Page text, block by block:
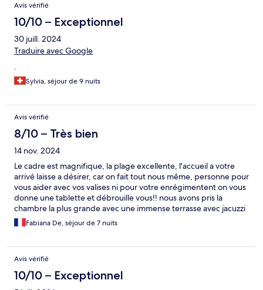
Avis vérifié
10/10 – Exceptionnel
30 juill. 2024
Traduire avec Google
.
Sylvia, séjour de 9 nuits
Avis vérifié
8/10 – Très bien
14 nov. 2024
Le cadre est magnifique, la plage excellente, l'accueil a votre
arrivé laisse a désirer, car on fait tout nous même, personne pour
vous aider avec vos valises ni pour votre enrégimentent on vous
donne une tablette et débrouille vous!! nous avons pris la
chambre la plus grande avec une immense terrasse avec jacuzzi
magnifique, mais petit bémol, elle se trouve au 2eme étage
donc des que vous êtes sur la terrasse tous les autres balcons
Fabiana De, séjour de 7 nuits
Avis vérifié
10/10 – Exceptionnel